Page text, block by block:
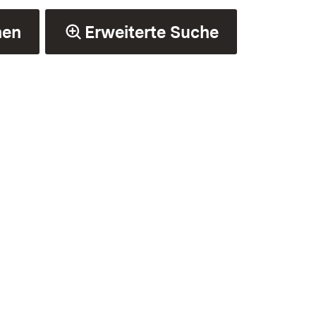
Erweiterte Suche